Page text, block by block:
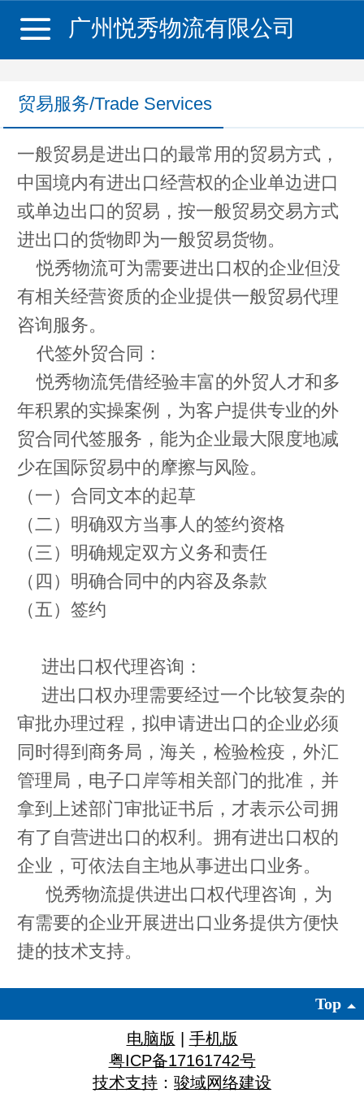
广州悦秀物流有限公司
贸易服务/Trade Services
一般贸易是进出口的最常用的贸易方式，
中国境内有进出口经营权的企业单边进口
或单边出口的贸易，按一般贸易交易方式
进出口的货物即为一般贸易货物。
悦秀物流可为需要进出口权的企业但没
有相关经营资质的企业提供一般贸易代理
咨询服务。
代签外贸合同：
悦秀物流凭借经验丰富的外贸人才和多
年积累的实操案例，为客户提供专业的外
贸合同代签服务，能为企业最大限度地减
少在国际贸易中的摩擦与风险。
（一）合同文本的起草
（二）明确双方当事人的签约资格
（三）明确规定双方义务和责任
（四）明确合同中的内容及条款
（五）签约
进出口权代理咨询：
进出口权办理需要经过一个比较复杂的
审批办理过程，拟申请进出口的企业必须
同时得到商务局，海关，检验检疫，外汇
管理局，电子口岸等相关部门的批准，并
拿到上述部门审批证书后，才表示公司拥
有了自营进出口的权利。拥有进出口权的
企业，可依法自主地从事进出口业务。
悦秀物流提供进出口权代理咨询，为
有需要的企业开展进出口业务提供方便快
捷的技术支持。
Top
电脑版
手机版
粤ICP备17161742号
技术支持 ： 骏域网络建设